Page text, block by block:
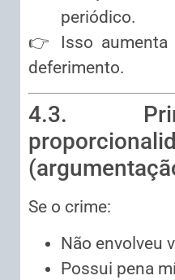
periódico.
👉 Isso aumenta
deferimento.
4.3.
Se o crime:
Não envolveu
Possui pena